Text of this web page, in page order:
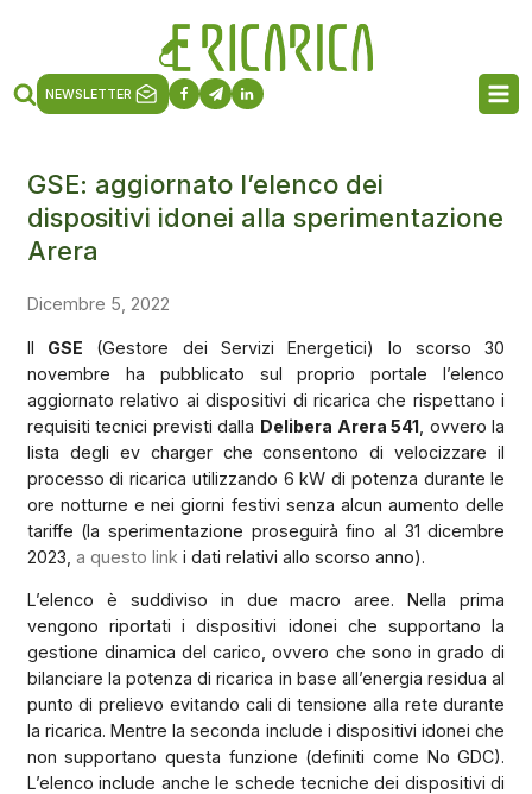
NEWSLETTER
GSE: aggiornato l’elenco dei
dispositivi idonei alla sperimentazione
Arera
Dicembre 5, 2022
Il GSE (Gestore dei Servizi Energetici) lo scorso 30
novembre ha pubblicato sul proprio portale l’elenco
aggiornato relativo ai dispositivi di ricarica che rispettano i
requisiti tecnici previsti dalla Delibera Arera 541 , ovvero la
lista degli ev charger che consentono di velocizzare il
processo di ricarica utilizzando 6 kW di potenza durante le
ore notturne e nei giorni festivi senza alcun aumento delle
tariffe (la sperimentazione proseguirà fino al 31 dicembre
2023, a questo link i dati relativi allo scorso anno).
L’elenco è suddiviso in due macro aree. Nella prima
vengono riportati i dispositivi idonei che supportano la
gestione dinamica del carico, ovvero che sono in grado di
bilanciare la potenza di ricarica in base all’energia residua al
punto di prelievo evitando cali di tensione alla rete durante
la ricarica. Mentre la seconda include i dispositivi idonei che
non supportano questa funzione (definiti come No GDC).
L’elenco include anche le schede tecniche dei dispositivi di